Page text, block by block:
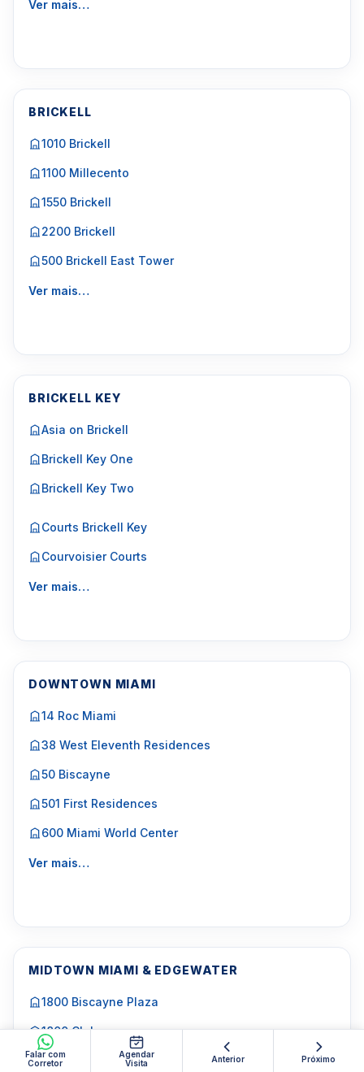
Falar com
Corretor
Agendar
Visita
Anterior Próximo
Ver mais…
BRICKELL
1010 Brickell
1100 Millecento
1550 Brickell
2200 Brickell
500 Brickell East Tower
Ver mais…
BRICKELL KEY
Asia on Brickell
Brickell Key One
Brickell Key Two
Courts Brickell Key
Courvoisier Courts
Ver mais…
DOWNTOWN MIAMI
14 Roc Miami
38 West Eleventh Residences
50 Biscayne
501 First Residences
600 Miami World Center
Ver mais…
MIDTOWN MIAMI & EDGEWATER
1800 Biscayne Plaza
1800 Club
23 Biscayne Bay